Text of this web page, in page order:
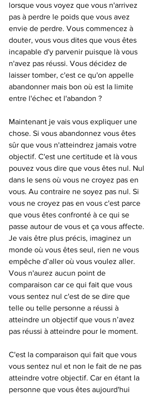
lorsque vous voyez que vous n'arrivez
pas à perdre le poids que vous avez
envie de perdre. Vous commencez à
douter, vous vous dites que vous êtes
incapable d'y parvenir puisque là vous
n'avez pas réussi. Vous décidez de
laisser tomber, c'est ce qu'on appelle
abandonner mais bon où est la limite
entre l'échec et l'abandon ?
Maintenant je vais vous expliquer une
chose. Si vous abandonnez vous êtes
sûr que vous n'atteindrez jamais votre
objectif. C'est une certitude et là vous
pouvez vous dire que vous êtes nul. Nul
dans le sens où vous ne croyez pas en
vous. Au contraire ne soyez pas nul. Si
vous ne croyez pas en vous c'est parce
que vous êtes confronté à ce qui se
passe autour de vous et ça vous affecte.
Je vais être plus précis, imaginez un
monde où vous êtes seul, rien ne vous
empêche d’aller où vous voulez aller.
Vous n'aurez aucun point de
comparaison car ce qui fait que vous
vous sentez nul c'est de se dire que
telle ou telle personne a réussi à
atteindre un objectif que vous n’avez
pas réussi à atteindre pour le moment.
C'est la comparaison qui fait que vous
vous sentez nul et non le fait de ne pas
atteindre votre objectif. Car en étant la
personne que vous êtes aujourd'hui